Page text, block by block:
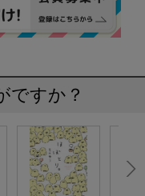
ですか？